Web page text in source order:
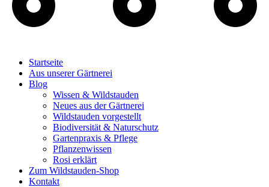
Startseite
Aus unserer Gärtnerei
Blog
Wissen & Wildstauden
Neues aus der Gärtnerei
Wildstauden vorgestellt
Biodiversität & Naturschutz
Gartenpraxis & Pflege
Pflanzenwissen
Rosi erklärt
Zum Wildstauden-Shop
Kontakt